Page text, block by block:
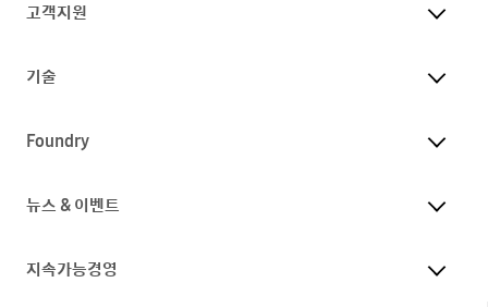
고객지원
기술
Foundry
뉴스 & 이벤트
지속가능경영